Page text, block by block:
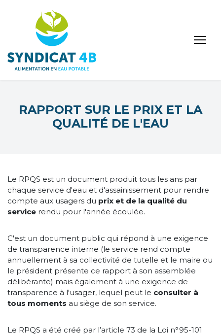
RAPPORT SUR LE PRIX ET LA
QUALITÉ DE L'EAU
Le RPQS est un document produit tous les ans par
chaque service d'eau et d'assainissement pour rendre
compte aux usagers du prix et de la qualité du
service rendu pour l'année écoulée.
C'est un document public qui répond à une exigence
de transparence interne (le service rend compte
annuellement à sa collectivité de tutelle et le maire ou
le président présente ce rapport à son assemblée
délibérante) mais également à une exigence de
transparence à l'usager, lequel peut le consulter à
tous moments au siège de son service.
Le RPQS a été créé par l’article 73 de la Loi n°95-101